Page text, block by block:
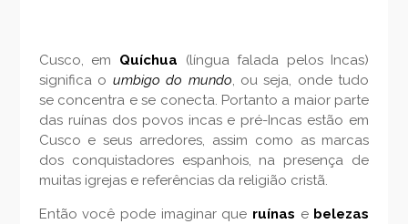
Cusco, em Quíchua (língua falada pelos Incas)
significa o umbigo do mundo, ou seja, onde tudo
se concentra e se conecta. Portanto a maior parte
das ruínas dos povos incas e pré-Incas estão em
Cusco e seus arredores, assim como as marcas
dos conquistadores espanhois, na presença de
muitas igrejas e referências da religião cristã.
Então você pode imaginar que ruínas e belezas